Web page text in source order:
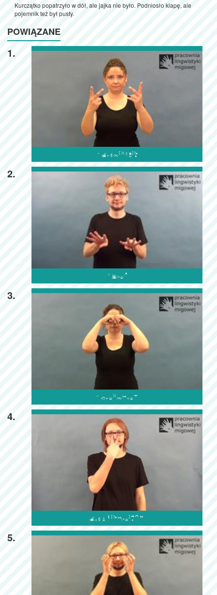
Kurczątko popatrzyło w dół, ale jajka nie było. Podniosło klapę, ale
pojemnik też był pusty.
POWIĄZANE
1.

2.

3.

4.

5.